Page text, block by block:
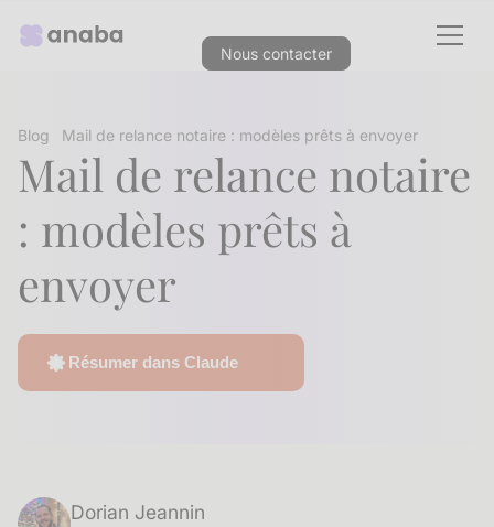
Nous contacter
Blog Mail de relance notaire : modèles prêts à envoyer
Mail de relance notaire
: modèles prêts à
envoyer
Résumer dans Claude
Dorian Jeannin